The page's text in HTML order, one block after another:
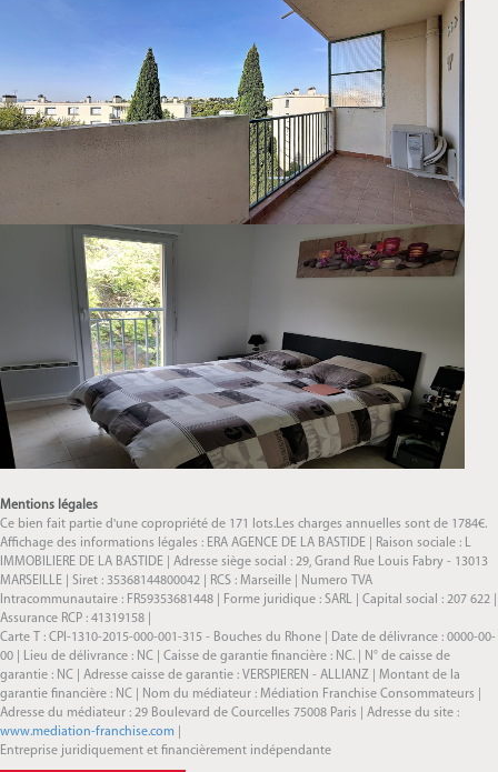
Mentions légales
Ce bien fait partie d'une copropriété de 171 lots.Les charges annuelles sont de 1784€.
Affichage des informations légales : ERA AGENCE DE LA BASTIDE | Raison sociale : L
IMMOBILIERE DE LA BASTIDE | Adresse siège social : 29, Grand Rue Louis Fabry - 13013
MARSEILLE | Siret : 35368144800042 | RCS : Marseille | Numero TVA
Intracommunautaire : FR59353681448 | Forme juridique : SARL | Capital social : 207 622 |
Assurance RCP : 41319158 |
Carte T : CPI-1310-2015-000-001-315 - Bouches du Rhone | Date de délivrance : 0000-00-
00 | Lieu de délivrance : NC | Caisse de garantie financière : NC. | N° de caisse de
garantie : NC | Adresse caisse de garantie : VERSPIEREN - ALLIANZ | Montant de la
garantie financière : NC | Nom du médiateur : Médiation Franchise Consommateurs |
Adresse du médiateur : 29 Boulevard de Courcelles 75008 Paris | Adresse du site :
www.mediation-franchise.com
Entreprise juridiquement et financièrement indépendante